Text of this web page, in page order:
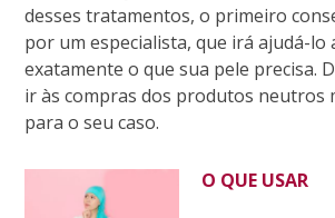
desses tratamentos, o primeiro
por um especialista, que irá ajudá-lo
exatamente o que sua pele precisa.
ir às compras dos produtos neutros
para o seu caso.
O QUE USAR